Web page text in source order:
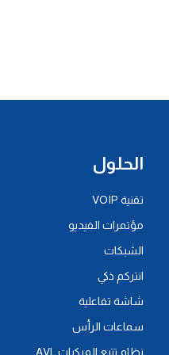
الحلول
تقنية VOIP
مؤتمرات الفيديو
الشبكات
انتركم ذكي
شاشة تفاعلية
سماعات الرأس
نظام تتبع المركبات AVL